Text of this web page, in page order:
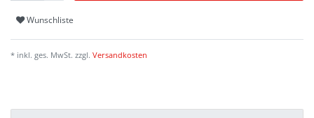
Wunschliste
* inkl. ges. MwSt. zzgl. Versandkosten